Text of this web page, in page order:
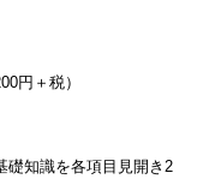
円＋税）
礎知識を各項目見開き2